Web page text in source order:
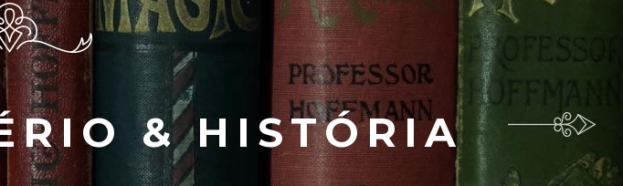
& HISTÓRIA